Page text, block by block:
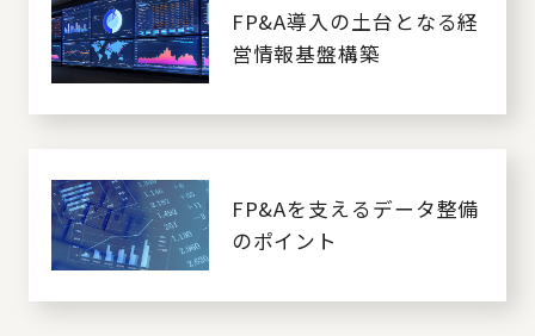
FP&A導入の土台となる経
営情報基盤構築
FP&Aを支えるデータ整備
のポイント